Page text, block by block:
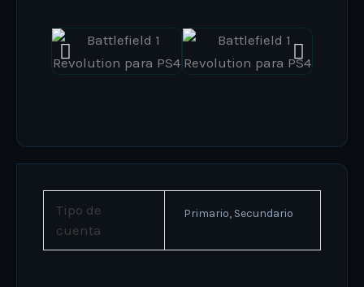
Tipo de
cuenta
Primario, Secundario